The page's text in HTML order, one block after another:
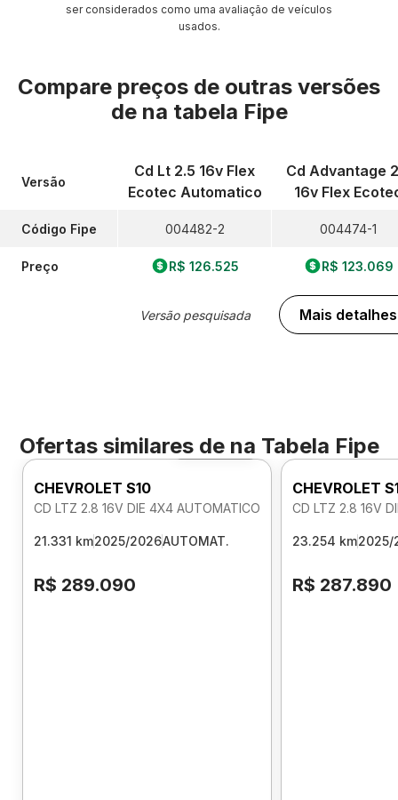
ser considerados como uma avaliação de veículos
usados.
Compare preços de outras versões
de na tabela Fipe
Versão
Código Fipe
Preço
Cd Lt 2.5 16v Flex
Ecotec Automatico
004482-2
R$ 126.525
Versão pesquisada
Cd Advantage
16v Flex
004474-1
R$ 123.069
Mais detalhes
Ofertas similares de na Tabela Fipe
Foto 360º
CHEVROLET S10
CD LTZ 2.8 16V DIE 4X4 AUTOMATICO
21.331 km2025/2026AUTOMAT.
R$ 289.090
CHEVROLET
CD LTZ 2.8 16V
23.254 km2025/
R$ 287.890